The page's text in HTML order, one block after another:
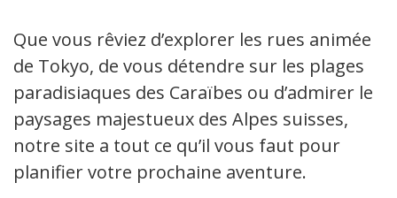
Que vous rêviez d’explorer les rues animées
de Tokyo, de vous détendre sur les plages
paradisiaques des Caraïbes ou d’admirer les
paysages majestueux des Alpes suisses,
notre site a tout ce qu’il vous faut pour
planifier votre prochaine aventure.